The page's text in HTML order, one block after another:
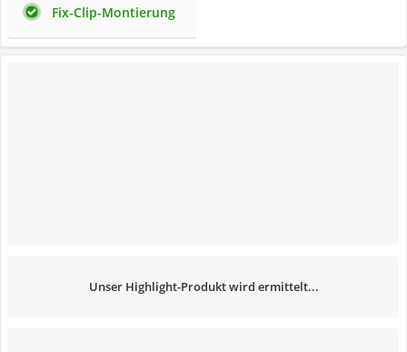
Fix-Clip-Montierung
Unser Highlight-Produkt wird ermittelt...